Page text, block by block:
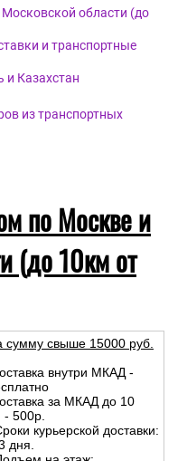
области (до
и транспортные
и Казахстан
из транспортных
по Москве и
(до 10км от
сумму свыше 15000 руб.
внутри МКАД -
за МКАД до 10
- 500р.
курьерской доставки:
дня.